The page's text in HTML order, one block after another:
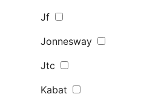
Jf
Jonnesway
Jtc
Kabat